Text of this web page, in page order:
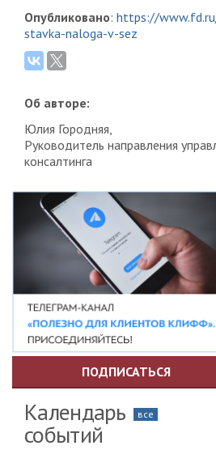
Опубликовано: https://
stavka-naloga-v-sez
Об авторе:
Юлия Городняя,
Руководитель направления
консалтинга
ПОДПИСАТЬСЯ
Календарь
событий
все